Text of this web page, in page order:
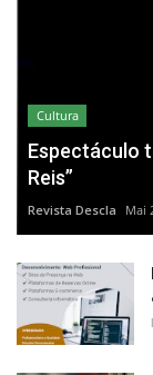
Cultura
Espectáculo
Reis”
Revista Descla Mai